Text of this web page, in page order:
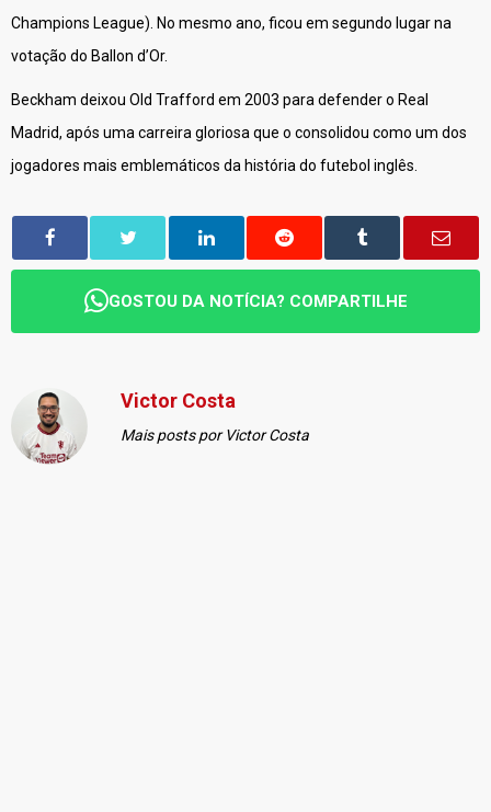
Champions League). No mesmo ano, ficou em segundo lugar na
votação do Ballon d’Or.
Beckham deixou Old Trafford em 2003 para defender o Real
Madrid, após uma carreira gloriosa que o consolidou como um dos
jogadores mais emblemáticos da história do futebol inglês.
GOSTOU DA NOTÍCIA? COMPARTILHE
Victor Costa
Mais posts por Victor Costa